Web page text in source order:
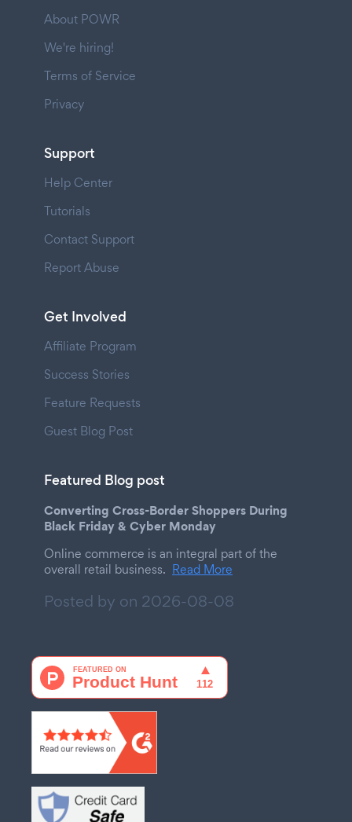
About POWR
We're hiring!
Terms of Service
Privacy
Support
Help Center
Tutorials
Contact Support
Report Abuse
Get Involved
Affiliate Program
Success Stories
Feature Requests
Guest Blog Post
Featured Blog post
Converting Cross-Border Shoppers During
Black Friday & Cyber Monday
Online commerce is an integral part of the
overall retail business. Read More
Posted by on 2026-08-08